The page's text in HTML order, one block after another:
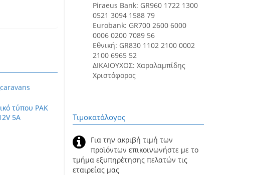
τύπου PAK
5A
Piraeus Bank: GR960 1722 1300
0521 3094 1588 79
Eurobank: GR700 2600 6000
0006 0200 7089 56
Εθνική: GR830 1102 2100 0002
2100 6965 52
ΔΙΚΑΙΟΥΧΟΣ: Χαραλαμπίδης
Χριστόφορος
Τιμοκατάλογος
Για την ακριβή τιμή των
προϊόντων επικοινωνήστε με το
τμήμα εξυπηρέτησης πελατών τις
εταιρείας μας